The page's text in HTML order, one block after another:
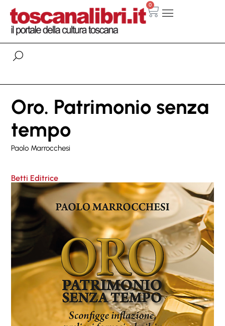
0
Oro. Patrimonio senza
tempo
Paolo Marrocchesi
Betti Editrice